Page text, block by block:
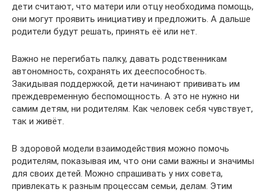
дети считают, что матери или отцу необходима помощь,
они могут проявить инициативу и предложить. А дальше
родители будут решать, принять её или нет.
Важно не перегибать палку, давать родственникам
автономность, сохранять их дееспособность.
Закидывая поддержкой, дети начинают прививать им
преждевременную беспомощность. А это не нужно ни
самим детям, ни родителям. Как человек себя чувствует,
так и живёт.
В здоровой модели взаимодействия можно помочь
родителям, показывая им, что они сами важны и значимы
для своих детей. Можно спрашивать у них совета,
привлекать к разным процессам семьи, делам. Этим